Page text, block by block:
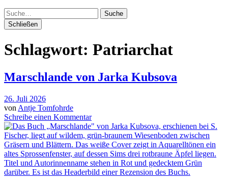
Suche
Schließen
Schlagwort: Patriarchat
Marschlande von Jarka Kubsova
26. Juli 2026
von Antje Tomfohrde
Schreibe einen Kommentar